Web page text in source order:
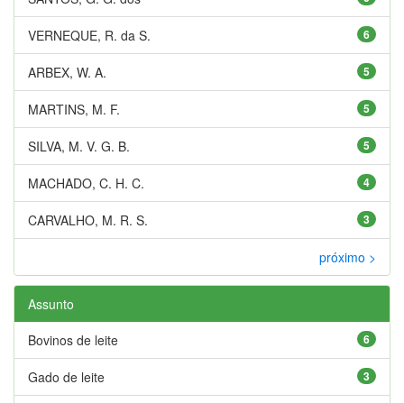
6
VERNEQUE, R. da S.
5
ARBEX, W. A.
5
MARTINS, M. F.
5
SILVA, M. V. G. B.
4
MACHADO, C. H. C.
3
CARVALHO, M. R. S.
próximo >
Assunto
6
Bovinos de leite
3
Gado de leite